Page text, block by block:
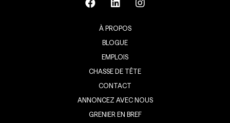
À PROPOS
BLOGUE
EMPLOIS
CHASSE DE TÊTE
CONTACT
ANNONCEZ AVEC NOUS
GRENIER EN BREF